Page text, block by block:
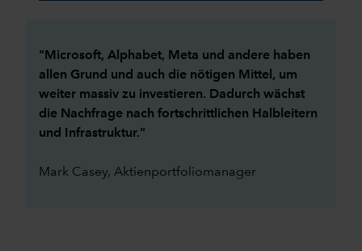
"Microsoft, Alphabet, Meta und andere haben
allen Grund und auch die nötigen Mittel, um
weiter massiv zu investieren. Dadurch wächst
die Nachfrage nach fortschrittlichen Halbleitern
und Infrastruktur."
Mark Casey, Aktienportfoliomanager